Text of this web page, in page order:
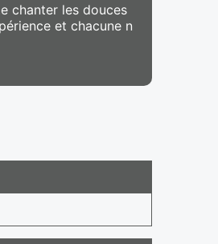
chanter les douces
et chacune n